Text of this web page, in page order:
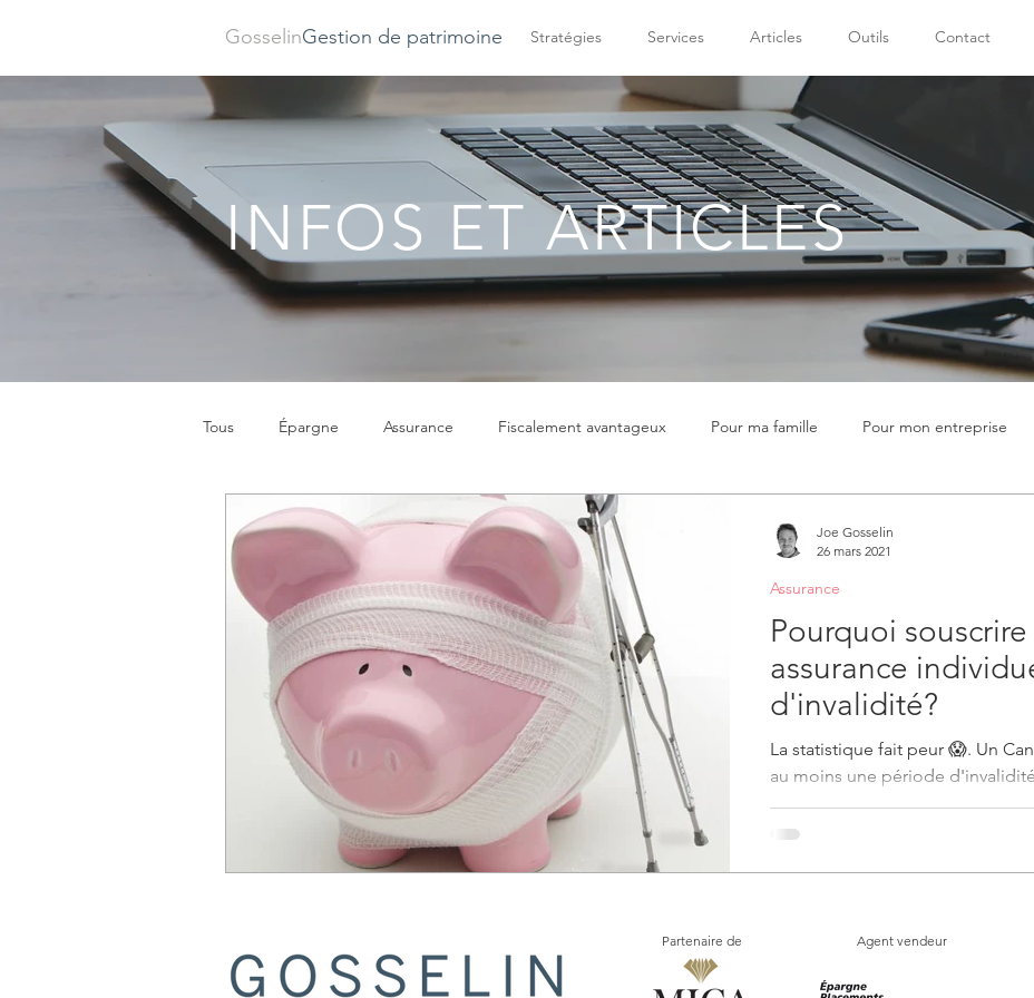
GosselinGestion de patrimoine Stratégies Services Articles Outils Contact
INFOS ET ARTICLES
Tous Épargne Assurance Fiscalement avantageux Pour ma famille Pour mon entreprise
Pourquoi
assurance
d'invalidité?
La statistique fait peur 😱. Un
au moins une période
avant l'âge de 65...
Assurance
Joe Gosselin
26 mars 2021
Partenaire de Agent vendeur